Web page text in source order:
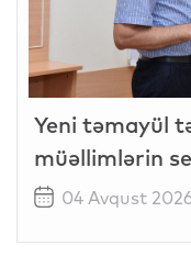
Yeni təmayül
müəllimlərin
04 Avqust